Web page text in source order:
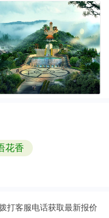
花香
打客服电话获取最新报价